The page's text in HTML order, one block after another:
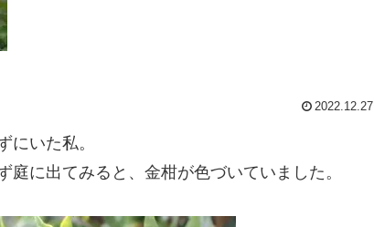
2022.12.27
にいた私。
に出てみると、金柑が色づいていました。